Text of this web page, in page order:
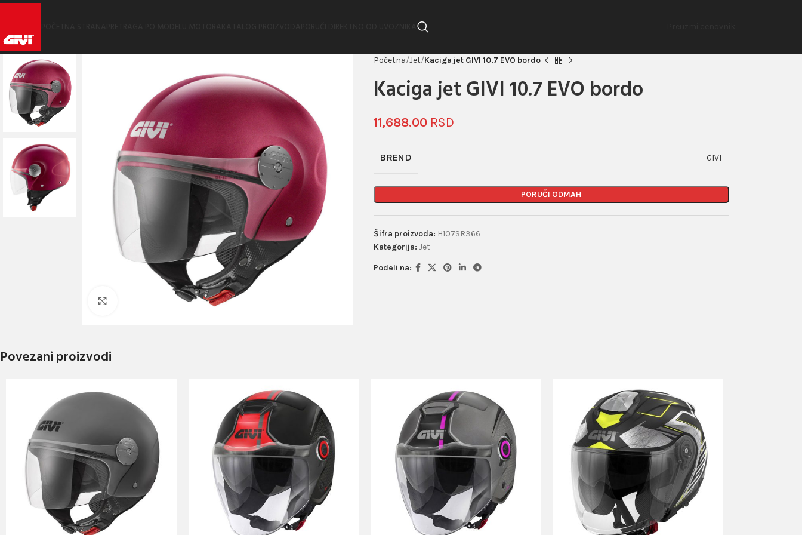
Početna Jet Kaciga jet GIVI 10.7 EVO bordo
Kaciga jet GIVI 10.7 EVO bordo
11,688.00
BREND GIVI
PORUČI ODMAH
Šifra proizvoda: H107SR366
Kategorija: Jet
Podeli na:
Povezani proizvodi